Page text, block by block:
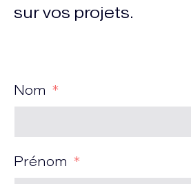
sur vos projets.
Nom
Prénom